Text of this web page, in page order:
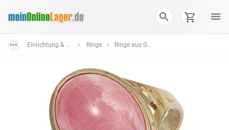
Einrichtung & Wohnaccessoires Ringe Ringe aus Gold